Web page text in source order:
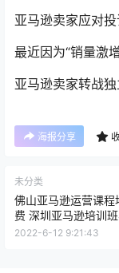
亚马逊卖家应对
最近因为“销量激
亚马逊卖家转战独
海报分享
未分类
佛山亚马逊运营课程
费 深圳亚马逊培训
2022-6-12 9:21:43